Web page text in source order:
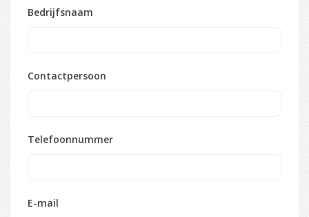
Bedrijfsnaam
Contactpersoon
Telefoonnummer
E-mail